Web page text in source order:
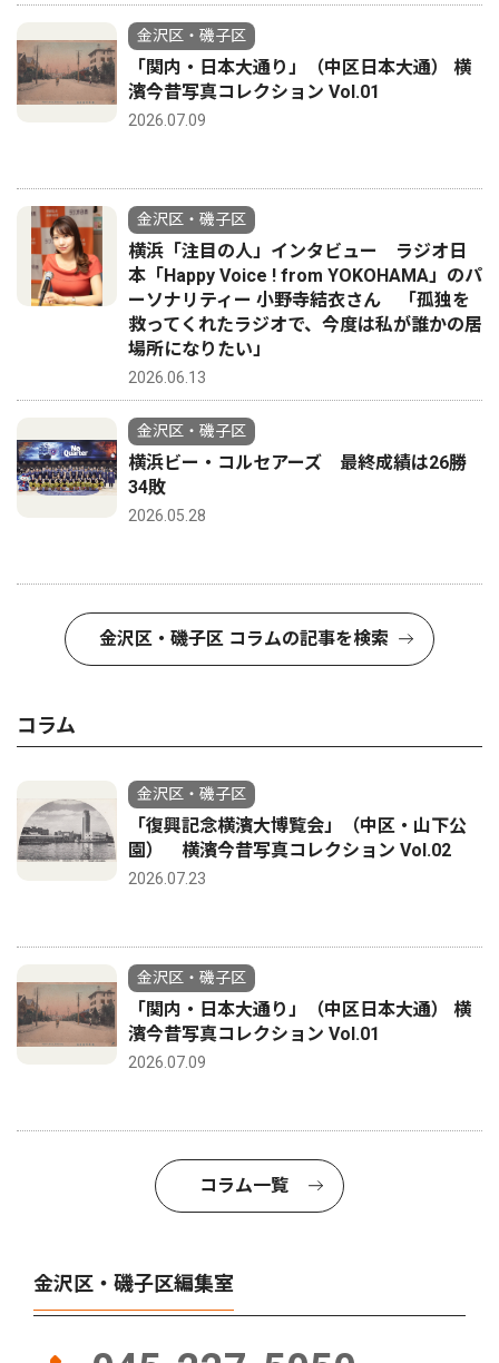
金沢区・磯子区
「関内・日本大通り」（中区日本大通） 横
濱今昔写真コレクション Vol.01
2026.07.09
金沢区・磯子区
横浜「注目の人」インタビュー ラジオ日
本「Happy Voice ! from YOKOHAMA」のパ
ーソナリティー 小野寺結衣さん 「孤独を
救ってくれたラジオで、今度は私が誰かの居
場所になりたい」
2026.06.13
金沢区・磯子区
横浜ビー・コルセアーズ 最終成績は26勝
34敗
2026.05.28
金沢区・磯子区 コラムの記事を検索
コラム
金沢区・磯子区
「復興記念横濱大博覧会」（中区・山下公
園） 横濱今昔写真コレクション Vol.02
2026.07.23
金沢区・磯子区
「関内・日本大通り」（中区日本大通） 横
濱今昔写真コレクション Vol.01
2026.07.09
コラム一覧
金沢区・磯子区編集室